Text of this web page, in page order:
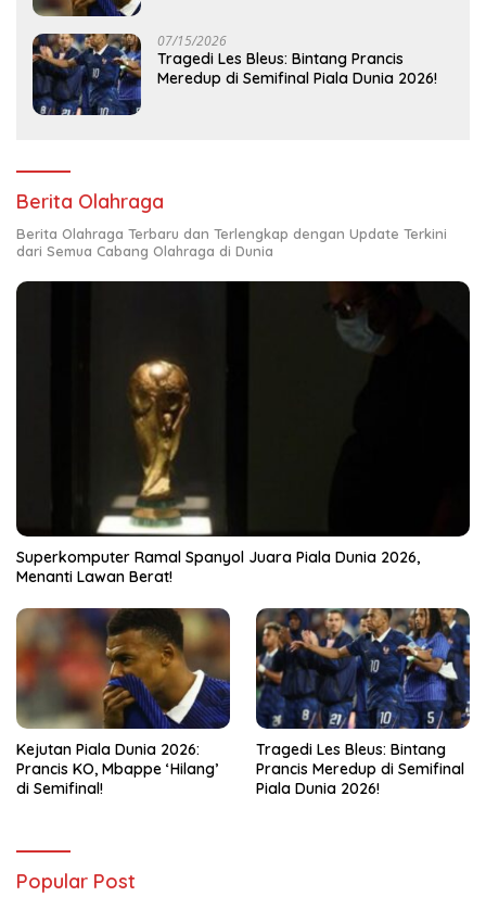
07/15/2026
Tragedi Les Bleus: Bintang Prancis
Meredup di Semifinal Piala Dunia 2026!
Berita Olahraga
Berita Olahraga Terbaru dan Terlengkap dengan Update Terkini
dari Semua Cabang Olahraga di Dunia
Superkomputer Ramal Spanyol Juara Piala Dunia 2026,
Menanti Lawan Berat!
Kejutan Piala Dunia 2026:
Prancis KO, Mbappe ‘Hilang’
di Semifinal!
Tragedi Les Bleus: Bintang
Prancis Meredup di Semifinal
Piala Dunia 2026!
Popular Post